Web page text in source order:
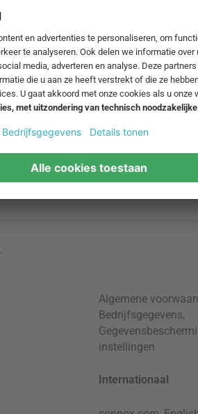
.
Algemene
Bedrijfsgegevens,
instellingen
Internationaal